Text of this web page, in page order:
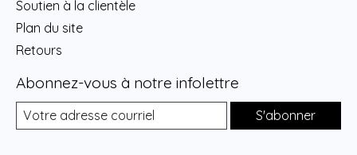
Soutien à la clientèle
Plan du site
Retours
Abonnez-vous à notre infolettre
S'abonner